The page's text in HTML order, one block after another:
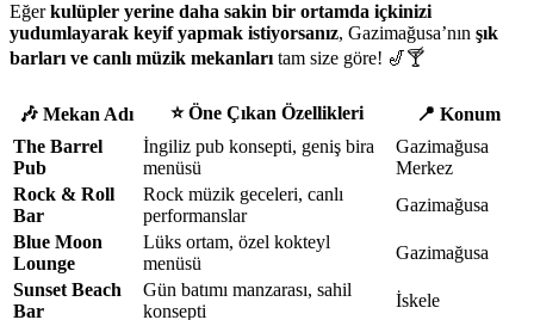
Eğerkulüpler yerine daha sakin bir ortamda içkinizi
yudumlayarak keyif yapmak istiyorsanız, Gazimağusa’nın şık
barları ve canlı müzik mekanları tam size göre! 🎷🍸
🎶 Mekan Adı ⭐Öne Çıkan Özellikleri 📍 Konum
The Barrel
Pub
İngiliz pub konsepti, geniş bira
menüsü
Gazimağusa
Merkez
Rock & Roll
Bar
Rock müzik geceleri, canlı
performanslar
Gazimağusa
Blue Moon
Lounge
Lüks ortam, özel kokteyl
menüsü
Gazimağusa
Sunset Beach
Bar
Gün batımı manzarası, sahil
konsepti
İskele